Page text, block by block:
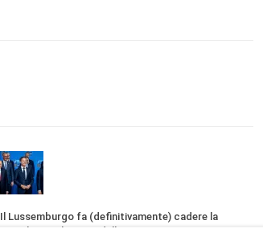
Il Lussemburgo fa (definitivamente) cadere la
maschera sul riarmo della NATO